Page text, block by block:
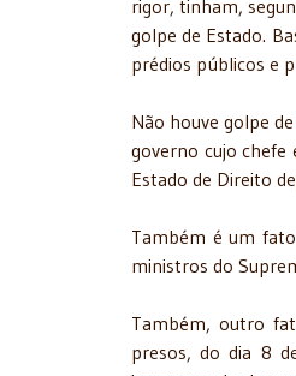
rigor, tinham,
golpe de Estado.
prédios públicos e
Não houve golpe
governo cujo
Estado de Direito
Também é um
ministros do
Também, outro
presos, do dia 8